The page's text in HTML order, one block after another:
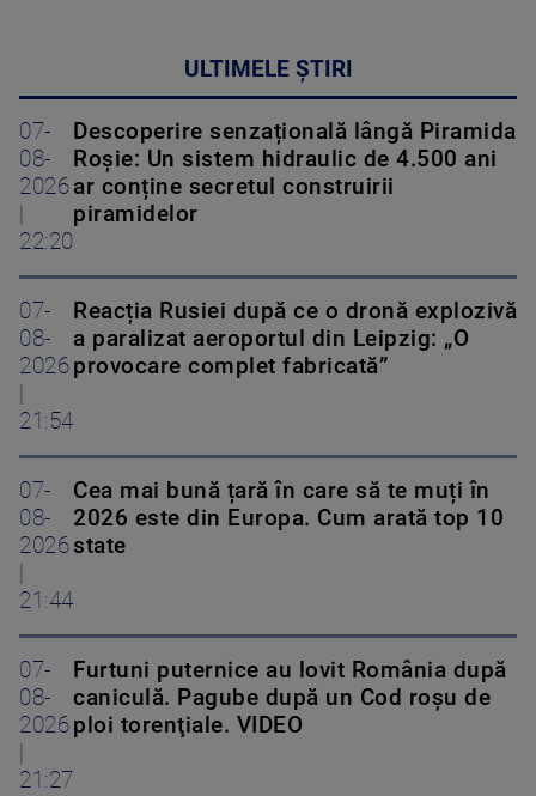
ULTIMELE ȘTIRI
07-
08-
2026
22:20
Descoperire senzațională lângă Piramida
Roșie: Un sistem hidraulic de 4.500 ani
ar conține secretul construirii
piramidelor
07-
08-
2026
21:54
Reacția Rusiei după ce o dronă explozivă
a paralizat aeroportul din Leipzig: „O
provocare complet fabricată”
07-
08-
2026
21:44
Cea mai bună țară în care să te muți în
2026 este din Europa. Cum arată top 10
state
07-
08-
2026
21:27
Furtuni puternice au lovit România după
caniculă. Pagube după un Cod roşu de
ploi torenţiale. VIDEO